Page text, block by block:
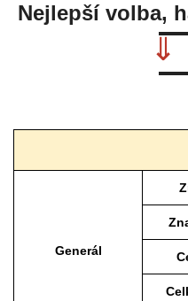
Nejlepší volba,
⇓
Generál